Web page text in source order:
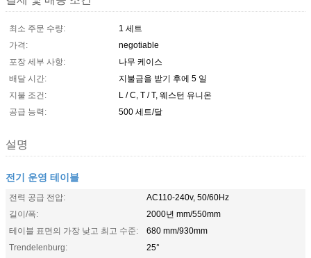
최소 주문 수량:
1 세트
가격:
negotiable
포장 세부 사항:
나무 케이스
배달 시간:
지불금을 받기 후에 5 일
지불 조건:
L / C, T / T, 웨스턴 유니온
공급 능력:
500 세트/달
설명
전기 운영 테이블
전력 공급 전압:
AC110-240v, 50/60Hz
길이/폭:
2000년 mm/550mm
테이블 표면의 가장 낮고 최고 수준:
680 mm/930mm
Trendelenburg:
25°